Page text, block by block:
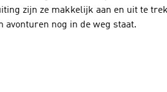
zijn ze makkelijk aan en uit te
avonturen nog in de weg staat.